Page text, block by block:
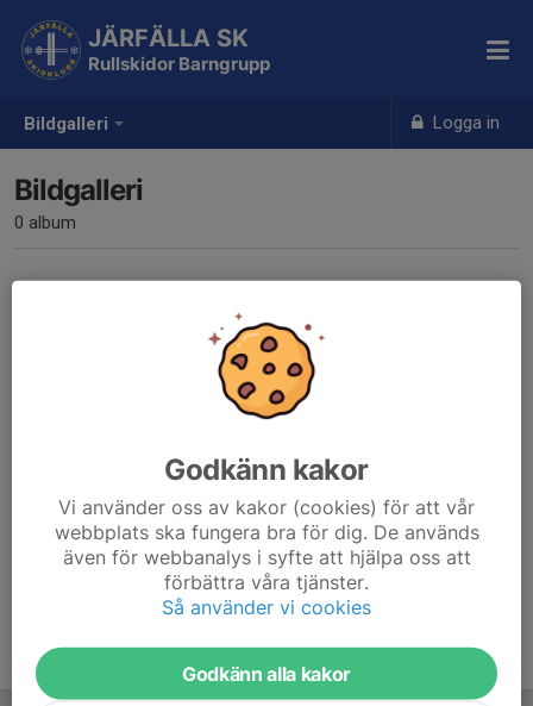
Bildgalleri Logga in
JÄRFÄLLA SK
Rullskidor Barngrupp
Bildgalleri
0 album
Inga album skapade
Godkänn kakor
Vi använder oss av kakor (cookies) för att vår
webbplats ska fungera bra för dig. De används
även för webbanalys i syfte att hjälpa oss att
förbättra våra tjänster.
Så använder vi cookies
Godkänn alla kakor